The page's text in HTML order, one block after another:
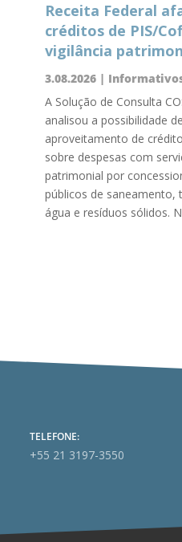
Receita Federal
créditos de PIS/
vigilância
3.08.2026|
A Solução de Consulta
analisou a possibilidade de
aproveitamento de
sobre despesas com
patrimonial por
públicos de saneamento,
água e resíduos sólidos.
TELEFONE:
+55 21 3197-3550